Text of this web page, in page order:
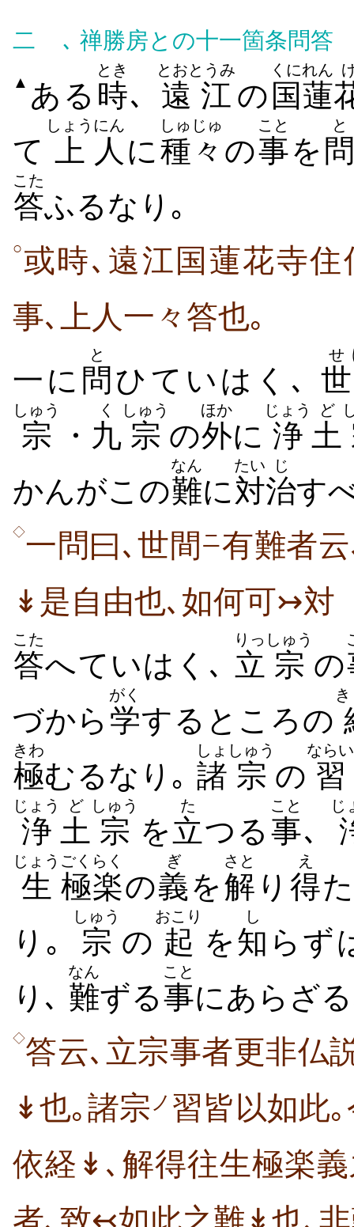
二 ､ 禅勝房との十一箇条問答
▲ ある 時
とき
､ 遠江
とおとうみ
の 国
くに
蓮
れん
て 上
しょう
人
にん
に種々
しゅじゅ
の事
こと
を 問
と
答
こた
ふるなり｡
○或時､遠江国蓮花寺
事､上人一々答也｡
一に 問
と
ひていはく､ 世
せ
宗
しゅう
・ 九
く
宗
しゅう
の外
ほか
に 浄
じょう
土
ど
かんがこの難
なん
に対
たい
治
じ
す
◇一問曰､世間 ニ有難者
↡是自由也､如何可↣対
答
こた
へていはく､ 立
りっ
宗
しゅう
の
づから 学
がく
するところの
極
きわ
むるなり｡ 諸
しょ
宗
しゅう
の 習
ならい
浄
じょう
土
ど
宗
しゅう
を立
た
つる 事
こと
､
じ
生
じょう
極楽
ごくらく
の義
ぎ
を解
さと
り 得
え
り｡
宗
しゅう
の 起
おこり
を知
し
らず
り､ 難
なん
ずる事
こと
にあらざ
◇答云､立宗事者更非仏
↡也｡諸宗 ノ 習皆以如此
依経↡､解得往生極楽